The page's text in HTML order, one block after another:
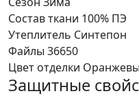
Состав ткани 100% ПЭ
Утеплитель Синтепон
Файлы 36650
Цвет отделки
Защитные